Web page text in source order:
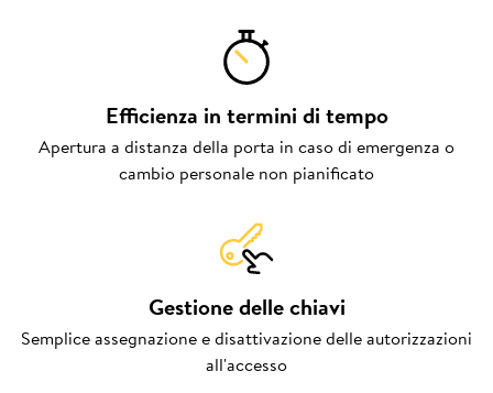
Efficienza in termini di tempo
Apertura a distanza della porta in caso di emergenza o
cambio personale non pianificato
Gestione delle chiavi
Semplice assegnazione e disattivazione delle autorizzazioni
all'accesso